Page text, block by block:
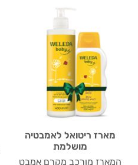
מארז ריטואל לאמבטיה
מושלמת
המארז מורכב מקרם אמבט